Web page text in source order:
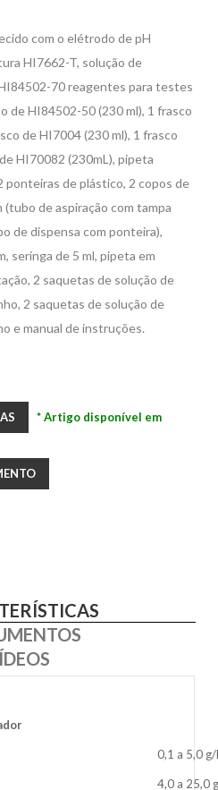
com o elétrodo de pH
HI7662-T, solução de
70 reagentes para testes
de HI84502-50 (230 ml), 1 frasco
de HI7004 (230 ml), 1 frasco
HI70082 (230mL), pipeta
ponteiras de plástico, 2 copos de
de aspiração com tampa
de dispensa com ponteira),
seringa de 5 ml, pipeta em
2 saquetas de solução de
2 saquetas de solução de
e manual de instruções.
* Artigo disponível em
0,1 a 5,0
4,0 a 25,0